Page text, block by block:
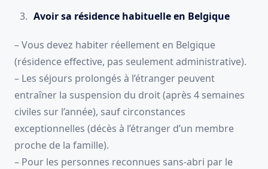
Avoir sa résidence habituelle en Belgique
– Vous devez habiter réellement en Belgique
(résidence effective, pas seulement administrative).
– Les séjours prolongés à l’étranger peuvent
entraîner la suspension du droit (après 4 semaines
civiles sur l’année), sauf circonstances
exceptionnelles (décès à l’étranger d’un membre
proche de la famille).
– Pour les personnes reconnues sans-abri par le